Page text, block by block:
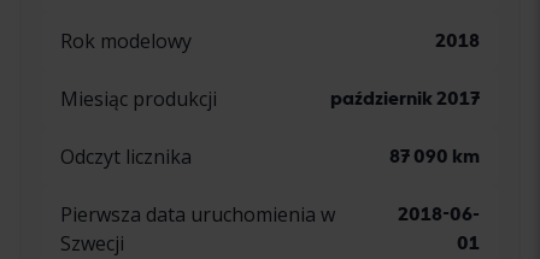
Rok modelowy 2018
Miesiąc produkcji październik 2017
Odczyt licznika 87 090 km
Pierwsza data uruchomienia w
Szwecji
2018-06-
01